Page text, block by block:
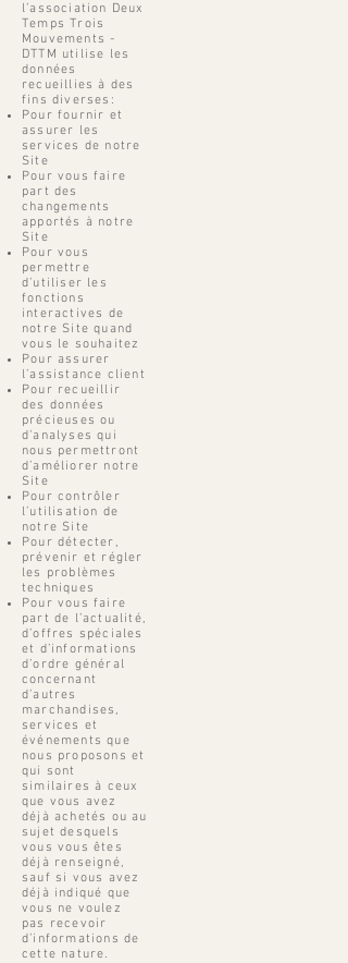
l’association Deux
Temps Trois
Mouvements -
DTTM utilise les
données
recueillies à des
fins diverses:
Pour fournir et
assurer les
services de notre
Site
Pour vous faire
part des
changements
apportés à notre
Site
Pour vous
permettre
d’utiliser les
fonctions
interactives de
notre Site quand
vous le souhaitez
Pour assurer
l’assistance client
Pour recueillir
des données
précieuses ou
d’analyses qui
nous permettront
d’améliorer notre
Site
Pour contrôler
l’utilisation de
notre Site
Pour détecter,
prévenir et régler
les problèmes
techniques
Pour vous faire
part de l’actualité,
d’offres spéciales
et d’informations
d’ordre général
concernant
d’autres
marchandises,
services et
événements que
nous proposons et
qui sont
similaires à ceux
que vous avez
déjà achetés ou au
sujet desquels
vous vous êtes
déjà renseigné,
sauf si vous avez
déjà indiqué que
vous ne voulez
pas recevoir
d’informations de
cette nature.